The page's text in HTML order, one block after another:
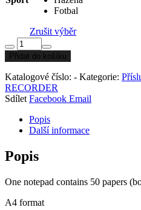
Fotbal
Zrušit výběr
Notepad
množství
Přidat do košíku
Katalogové číslo: - Kategorie:
RECORDER
Sdílet Facebook Email
Popis
Další informace
Popis
One notepad contains 50 papers
A4 format